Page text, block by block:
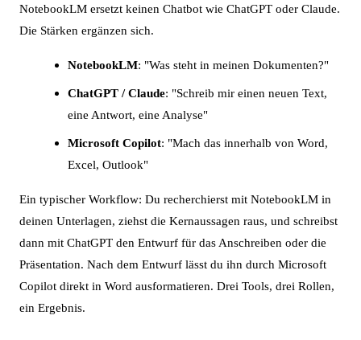
NotebookLM ersetzt keinen Chatbot wie ChatGPT oder Claude.
Die Stärken ergänzen sich.
NotebookLM: "Was steht in meinen Dokumenten?"
ChatGPT / Claude: "Schreib mir einen neuen Text,
eine Antwort, eine Analyse"
Microsoft Copilot: "Mach das innerhalb von Word,
Excel, Outlook"
Ein typischer Workflow: Du recherchierst mit NotebookLM in
deinen Unterlagen, ziehst die Kernaussagen raus, und schreibst
dann mit ChatGPT den Entwurf für das Anschreiben oder die
Präsentation. Nach dem Entwurf lässt du ihn durch Microsoft
Copilot direkt in Word ausformatieren. Drei Tools, drei Rollen,
ein Ergebnis.